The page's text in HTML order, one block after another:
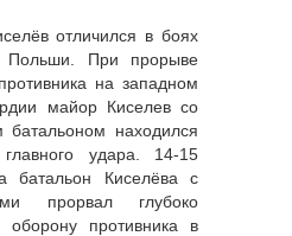
отличился в боях
Польши. При прорыве
на западном
майор Киселев со
батальоном находился
удара. 14-15
батальон Киселёва с
прорвал глубоко
оборону противника в